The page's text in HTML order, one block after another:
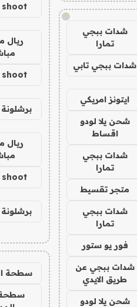
!
شدات ببجي
تمارا
شدات ببجي تابي
ايتونز امريكي
شحن يلا لودو
اقساط
شدات ببجي
تمارا
متجر تقسيط
شدات ببجي
تمارا
فور يو ستور
شدات ببجي عن
طريق الايدي
شحن يلا لودو
shoot
ريال
shoot
ريال
shoot
سطحة
سطحة